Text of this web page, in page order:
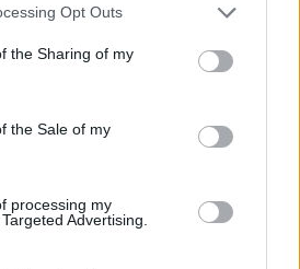
app uses one or more Google
usage behaviour. You may click to
Google and its third-party tags to
specified purposes in below Google
Opt Outs
the Sharing of my
the Sale of my
processing my
Advertising.
technikákba is
az érdeklődők. A
remekművet
Képző